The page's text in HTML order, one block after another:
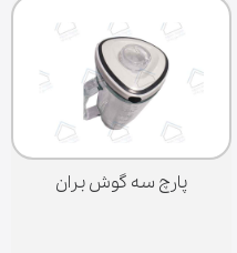
پارچ سه گوش بران